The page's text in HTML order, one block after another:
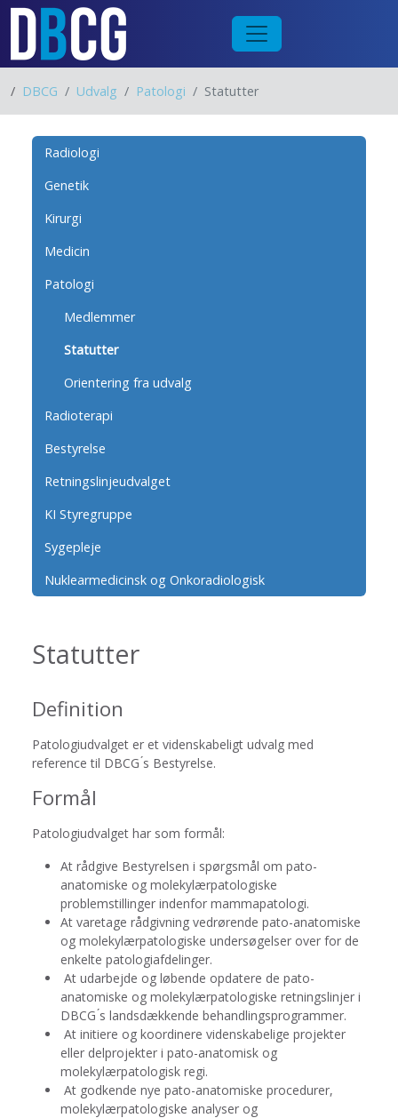
/ DBCG Udvalg Patologi Statutter
Radiologi
Genetik
Kirurgi
Medicin
Patologi
Medlemmer
Statutter
Orientering fra udvalg
Radioterapi
Bestyrelse
Retningslinjeudvalget
KI Styregruppe
Sygepleje
Nuklearmedicinsk og Onkoradiologisk
Statutter
Definition
Patologiudvalget er et videnskabeligt udvalg med
reference til DBCG ́s Bestyrelse.
Formål
Patologiudvalget har som formål:
At rådgive Bestyrelsen i spørgsmål om pato-
anatomiske og molekylærpatologiske
problemstillinger indenfor mammapatologi.
At varetage rådgivning vedrørende pato-anatomiske
og molekylærpatologiske undersøgelser over for de
enkelte patologiafdelinger.
At udarbejde og løbende opdatere de pato-
anatomiske og molekylærpatologiske retningslinjer i
DBCG ́s landsdækkende behandlingsprogrammer.
At initiere og koordinere videnskabelige projekter
eller delprojekter i pato-anatomisk og
molekylærpatologisk regi.
At godkende nye pato-anatomiske procedurer,
molekylærpatologiske analyser og